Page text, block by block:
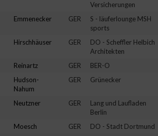
Versicherungen
Emmenecker GER
S - läuferlounge MSH
sports
Hirschhäuser GER
DO - Scheffler Helbich
Architekten
Reinartz GER BER-O
Hudson-
Nahum
GER Grünecker
Neutzner GER
Lang und Laufladen
Berlin
Moesch GER DO - Stadt Dortmund